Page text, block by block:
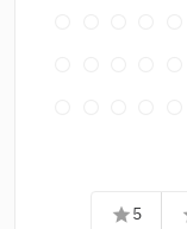
5
star